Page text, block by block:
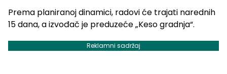
Prema planiranoj dinamici, radovi će trajati narednih
15 dana, a izvođač je preduzeće „Keso gradnja“.
Reklamni sadržaj